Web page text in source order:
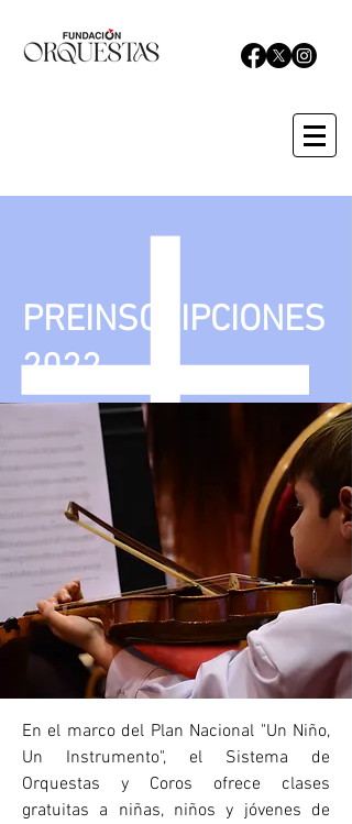
PREINSCRIPCIONES
2022
En el marco del Plan Nacional "Un Niño,
Un Instrumento", el Sistema de
Orquestas y Coros ofrece clases
gratuitas a niñas, niños y jóvenes de